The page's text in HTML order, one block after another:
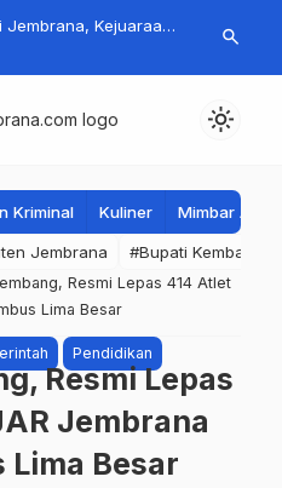
Jembrana, Kejuaraan
Pasar
Tembus
search
light_mode
Kriminal Kuliner Mimbar
Jembrana #Bupati Kembang
Resmi Lepas 414 Atlet
Lima Besar
Pendidikan
Resmi Lepas
Jembrana
Lima Besar